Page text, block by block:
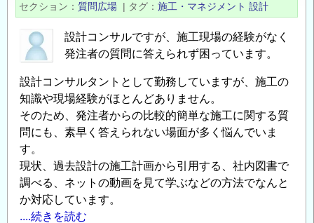
際
の
床
余
裕
幅
に
つ
い
て
の
セクション
質問広場 | タグ 施工・マネジメント 設計
設計コンサルですが、施工現場の経験がなく
発注者の質問に答えられず困っています。
設計コンサルタントとして勤務していますが、施工の
知識や現場経験がほとんどありません。
そのため、発注者からの比較的簡単な施工に関する質
問にも、素早く答えられない場面が多く悩んでいま
す。
現状、過去設計の施工計画から引用する、社内図書で
調べる、ネットの動画を見て学ぶなどの方法でなんと
か対応しています。
....続きを読む